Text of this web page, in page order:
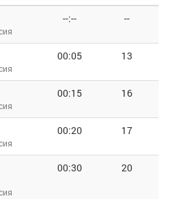
--:-- --
00:05 13
00:15 16
00:20 17
00:30 20